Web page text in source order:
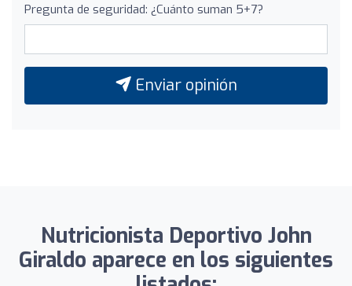
Pregunta de seguridad: ¿Cuánto suman 5+7?
Enviar opinión
Nutricionista Deportivo John
Giraldo aparece en los siguientes